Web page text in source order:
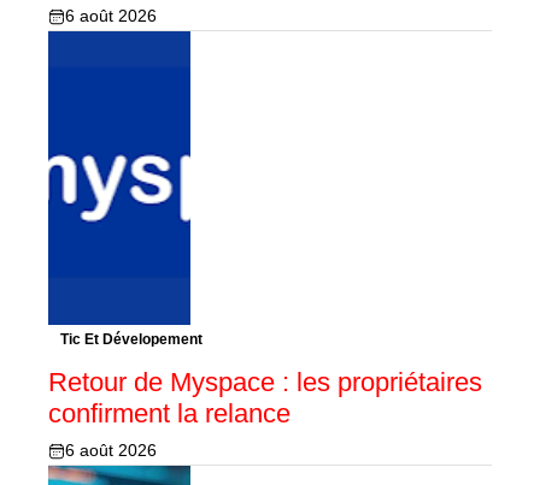
6 août 2026
Tic Et Dévelopement
Retour de Myspace : les propriétaires
confirment la relance
6 août 2026